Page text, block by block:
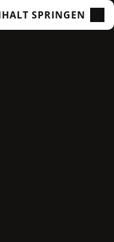
SPRINGEN